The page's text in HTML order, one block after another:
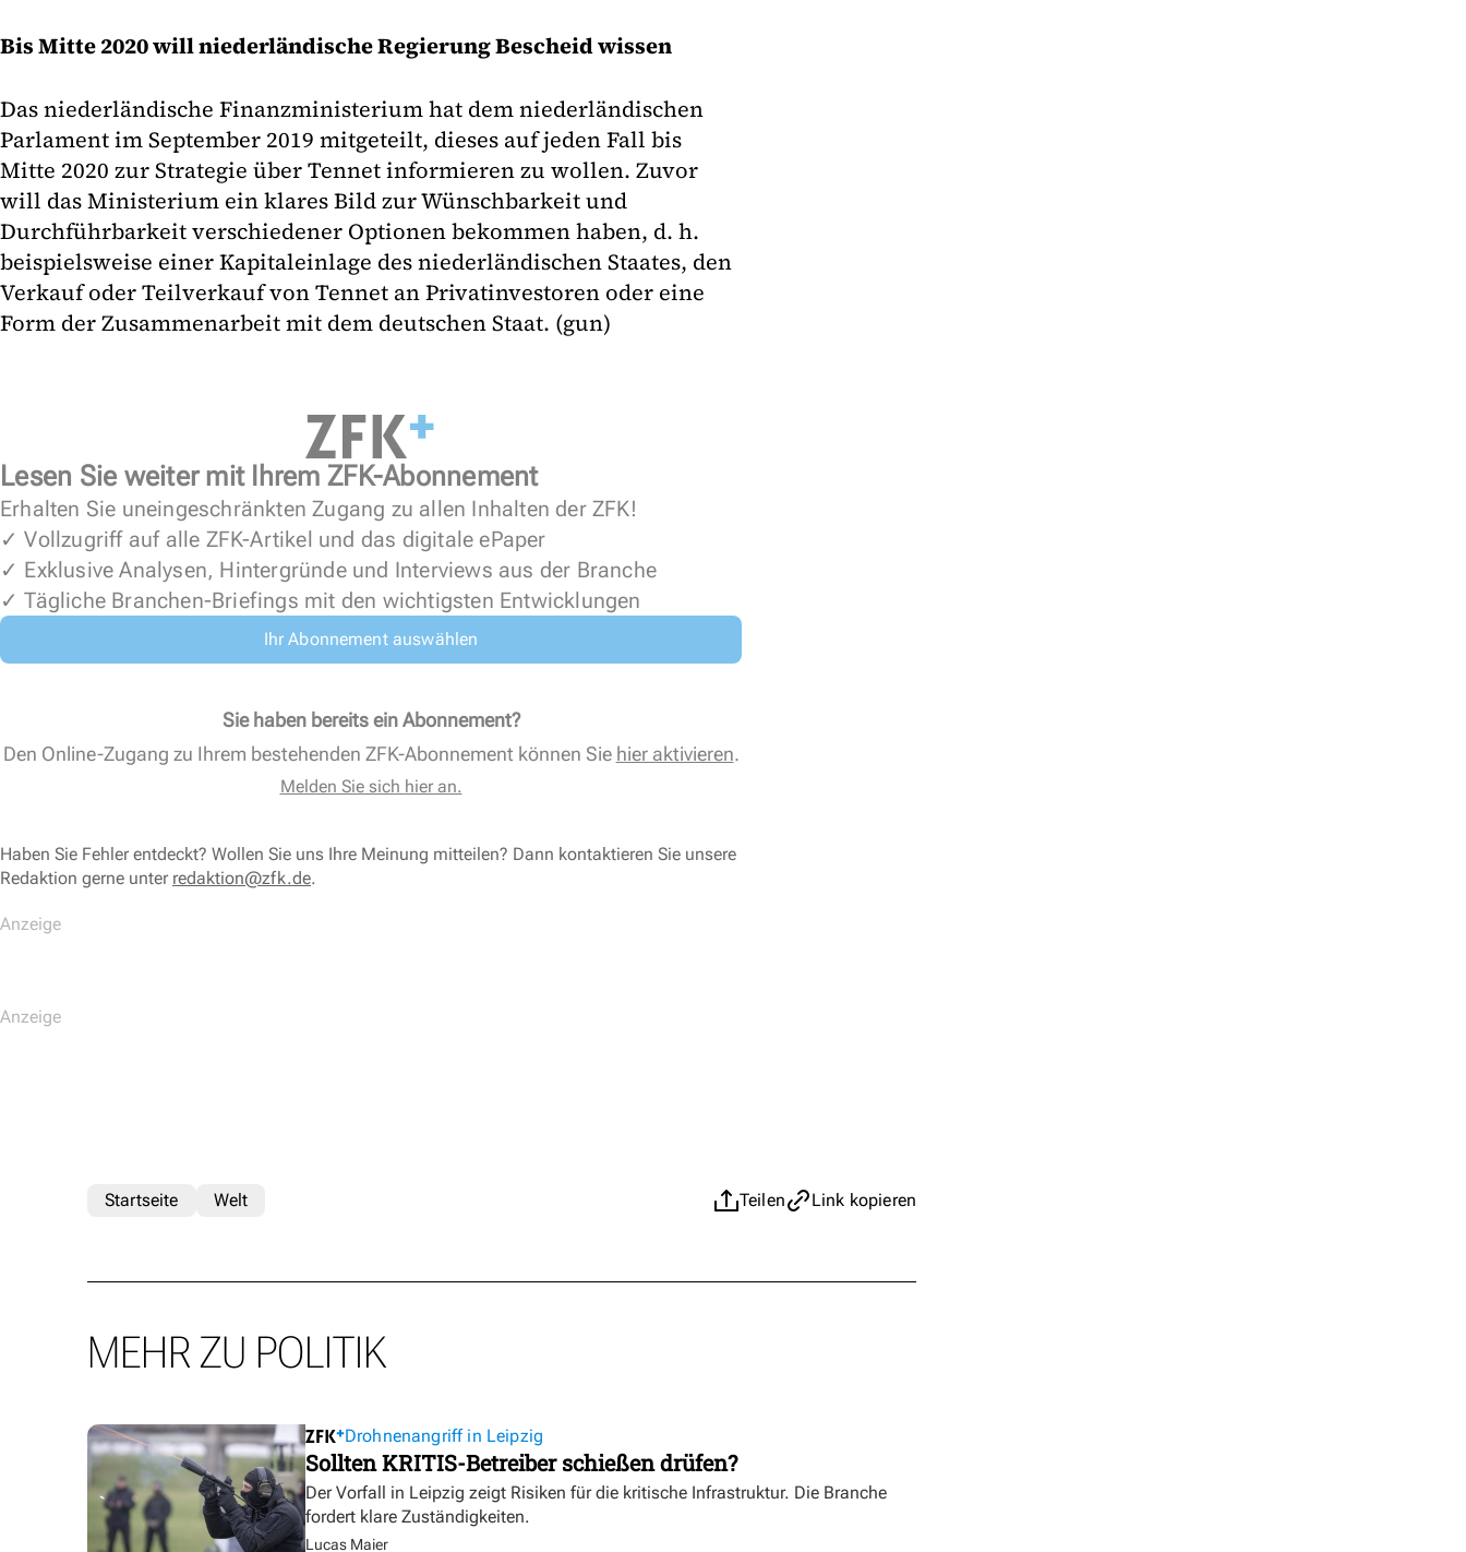
Bis Mitte 2020 will niederländische Regierung Bescheid wissen
Das niederländische Finanzministerium hat dem niederländischen
Parlament im September 2019 mitgeteilt, dieses auf jeden Fall bis
Mitte 2020 zur Strategie über Tennet informieren zu wollen. Zuvor
will das Ministerium ein klares Bild zur Wünschbarkeit und
Durchführbarkeit verschiedener Optionen bekommen haben, d. h.
beispielsweise einer Kapitaleinlage des niederländischen Staates, den
Verkauf oder Teilverkauf von Tennet an Privatinvestoren oder eine
Form der Zusammenarbeit mit dem deutschen Staat. (gun)
Lesen Sie weiter mit Ihrem ZFK-Abonnement
Erhalten Sie uneingeschränkten Zugang zu allen Inhalten der ZFK!
✓ Vollzugriff auf alle ZFK-Artikel und das digitale ePaper
✓ Exklusive Analysen, Hintergründe und Interviews aus der Branche
✓ Tägliche Branchen-Briefings mit den wichtigsten Entwicklungen
Ihr Abonnement auswählen
Sie haben bereits ein Abonnement?
Den Online-Zugang zu Ihrem bestehenden ZFK-Abonnement können Sie hier aktivieren.
Melden Sie sich hier an.
Haben Sie Fehler entdeckt? Wollen Sie uns Ihre Meinung mitteilen? Dann kontaktieren Sie unsere
Redaktion gerne unter redaktion@zfk.de.
Teilen Link kopieren
Startseite Welt
MEHR ZU POLITIK
Drohnenangriff in Leipzig
Sollten KRITIS-Betreiber schießen drüfen?
Der Vorfall in Leipzig zeigt Risiken für die kritische Infrastruktur. Die Branche
fordert klare Zuständigkeiten.
Lucas Maier